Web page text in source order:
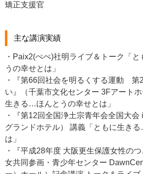
矯正支援官
主な講演実績
・Paix2(ぺぺ)社明ライブ＆トーク「
うの幸せとは」
・『第66回社会を明るくする運動 第
い』（千葉市文化センター 3Fアート
生きる…ほんとうの幸せとは」
・『第12回全国浄土宗青年会全国大
グランドホテル） 講義「ともに生き
は」
・『平成28年度 大阪更生保護女性の
女共同参画・青少年センター